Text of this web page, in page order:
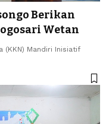
Berikan
Wetan
(KKN) Mandiri Inisiatif